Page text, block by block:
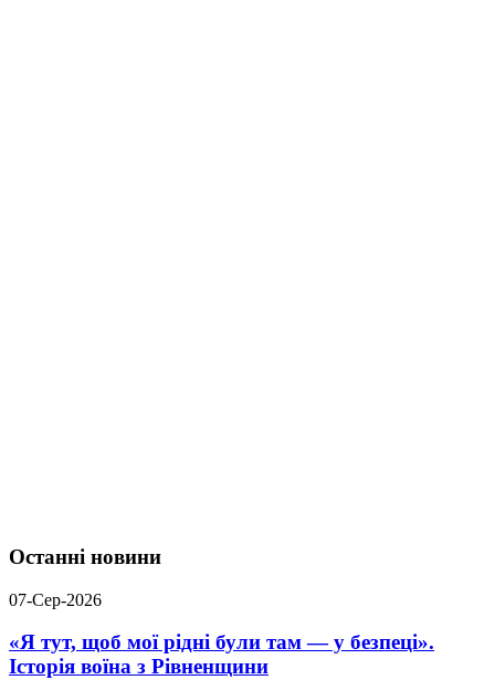
Останні новини
07-Сер-2026
«Я тут, щоб мої рідні були там — у безпеці».
Історія воїна з Рівненщини